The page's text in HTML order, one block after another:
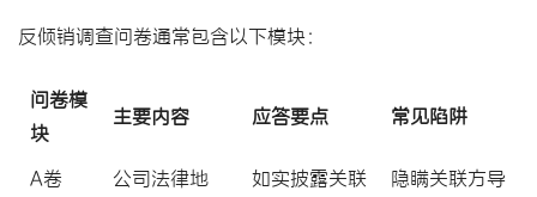
反倾销调查问卷通常包含以下模块：
问卷模
块
主要内容 应答要点 常见陷阱
A卷
公司法律地
如实披露关联
隐瞒关联方导